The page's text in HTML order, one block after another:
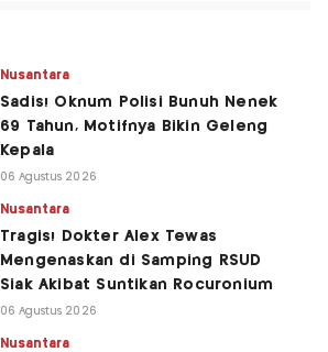
Nusantara
Sadis! Oknum Polisi Bunuh Nenek
69 Tahun, Motifnya Bikin Geleng
Kepala
06 Agustus 2026
Nusantara
Tragis! Dokter Alex Tewas
Mengenaskan di Samping RSUD
Siak Akibat Suntikan Rocuronium
06 Agustus 2026
Nusantara